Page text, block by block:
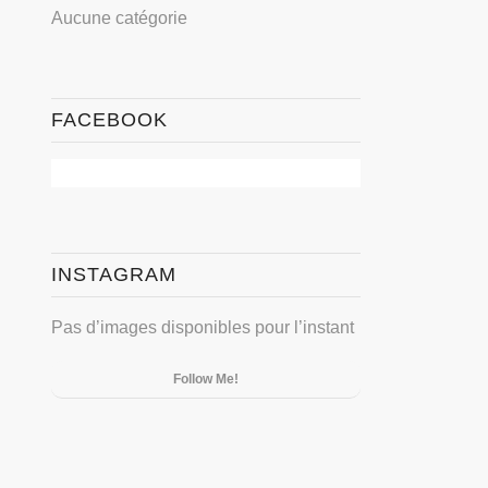
Aucune catégorie
FACEBOOK
INSTAGRAM
Pas d’images disponibles pour l’instant
Follow Me!